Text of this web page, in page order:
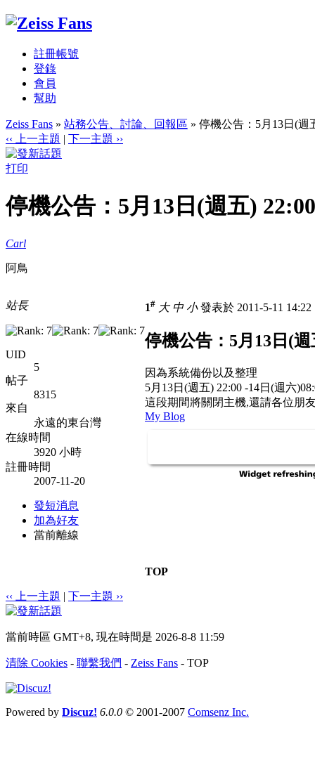
註冊帳號
登錄
會員
幫助
Zeiss Fans » 站務公告、討論、回報區 » 停機公告：5月13日(週
‹‹ 上一主題 | 下一主題 ››
打印
停機公告：5月13日(週五)
Carl
阿鳥
站長
UID
5
帖子
8315
來自
永遠的東台灣
在線時間
3920 小時
註冊時間
2007-11-20
發短消息
加為好友
當前離線
1# 大 中 小發表於 2011-5-11
停機公告：5月13日(
因為系統備份以及整理
5月13日(週五) 22:00 -14日(週六
這段期間將關閉主機,還請各位朋
My Blog
TOP
‹‹ 上一主題 | 下一主題 ››
當前時區 GMT+8, 現在時間是 2026-8-8 11:59
清除 Cookies - 聯繫我們 - Zeiss Fans - TOP
Powered by Discuz! 6.0.0 © 2001-2007 Comsenz Inc.